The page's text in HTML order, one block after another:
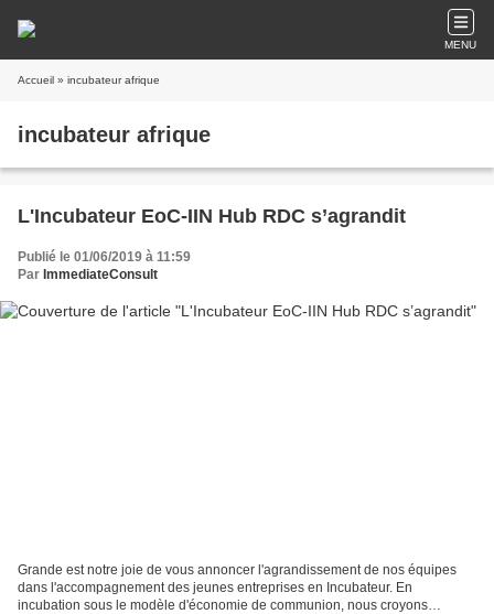
MENU
Accueil » incubateur afrique
incubateur afrique
L'Incubateur EoC-IIN Hub RDC s’agrandit
Publié le 01/06/2019 à 11:59
Par ImmediateConsult
Grande est notre joie de vous annoncer l'agrandissement de nos équipes
dans l'accompagnement des jeunes entreprises en Incubateur. En
incubation sous le modèle d'économie de communion, nous croyons